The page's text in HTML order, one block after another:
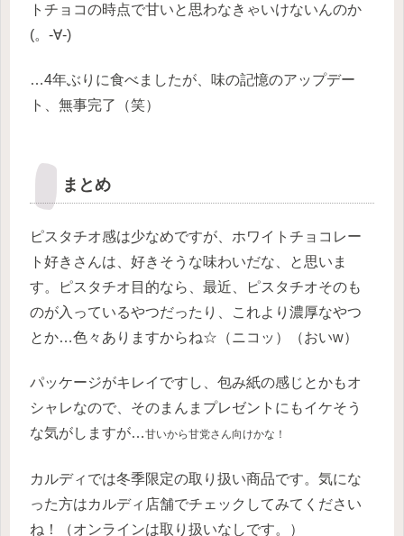
トチョコの時点で甘いと思わなきゃいけないんのか
(。-∀-)
…4年ぶりに食べましたが、味の記憶のアップデー
ト、無事完了（笑）
まとめ
ピスタチオ感は少なめですが、ホワイトチョコレー
ト好きさんは、好きそうな味わいだな、と思いま
す。ピスタチオ目的なら、最近、ピスタチオそのも
のが入っているやつだったり、これより濃厚なやつ
とか…色々ありますからね☆（ニコッ）（おいw）
パッケージがキレイですし、包み紙の感じとかもオ
シャレなので、そのまんまプレゼントにもイケそう
な気がしますが…甘いから甘党さん向けかな ！
カルディでは冬季限定の取り扱い商品です。気にな
った方はカルディ店舗でチェックしてみてください
ね！（オンラインは取り扱いなしです。）